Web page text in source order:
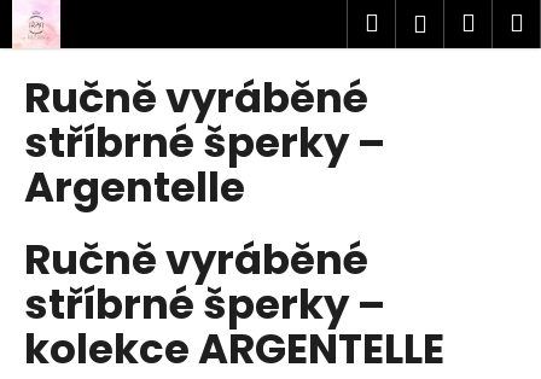
Přejít
na
obsah
Hledat
Ručně vyráběné
stříbrné šperky –
Argentelle
Ručně vyráběné
stříbrné šperky –
kolekce ARGENTELLE
o
C
o
p
t
ř
e
b